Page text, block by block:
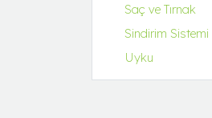
Saç ve Tırnak
Sindirim
Uyku